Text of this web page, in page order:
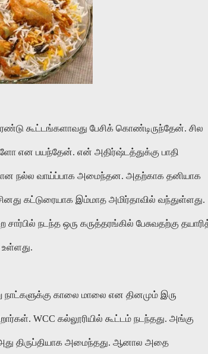
ரெண்டு கூட்டங்களாவது பேசிக் கொண்டிருந்தேன். சில
என பயந்தேன். என் அதிர்ஷ்டத்துக்கு பாதி
நல்ல வாய்ப்பாக அமைந்தன. அதற்காக தனியாக
கட்டுரையாக இம்மாத அமிர்தாவில் வந்துள்ளது.
நடந்த ஒரு கருத்தரங்கில் பேசுவதற்கு
காலை மாலை என தினமும் இரு
WCC கல்லூரியில் கூட்டம் நடந்தது. அங்கு
திருப்தியாக அமைந்தது. ஆனால அதை